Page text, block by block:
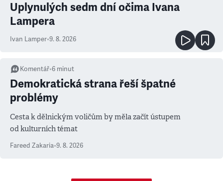
Uplynulých sedm dní očima Ivana
Lampera
Ivan Lamper•9. 8. 2026
Komentář•6 minut
Demokratická strana řeší špatné
problémy
Cesta k dělnickým voličům by měla začít ústupem
od kulturních témat
Fareed Zakaria•9. 8. 2026